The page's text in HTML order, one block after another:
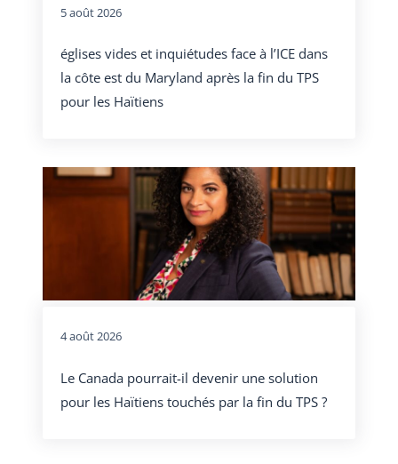
5 août 2026
églises vides et inquiétudes face à l’ICE dans
la côte est du Maryland après la fin du TPS
pour les Haïtiens
4 août 2026
Le Canada pourrait-il devenir une solution
pour les Haïtiens touchés par la fin du TPS ?